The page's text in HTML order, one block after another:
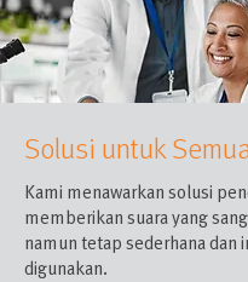
Solusi untuk
Kami menawarkan solusi
memberikan suara yang
namun tetap sederhana dan
digunakan.